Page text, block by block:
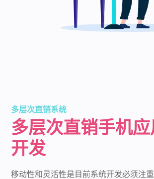
多层次直销系统
多层次直销手机
开发
移动性和灵活性是目前系统开发必须注